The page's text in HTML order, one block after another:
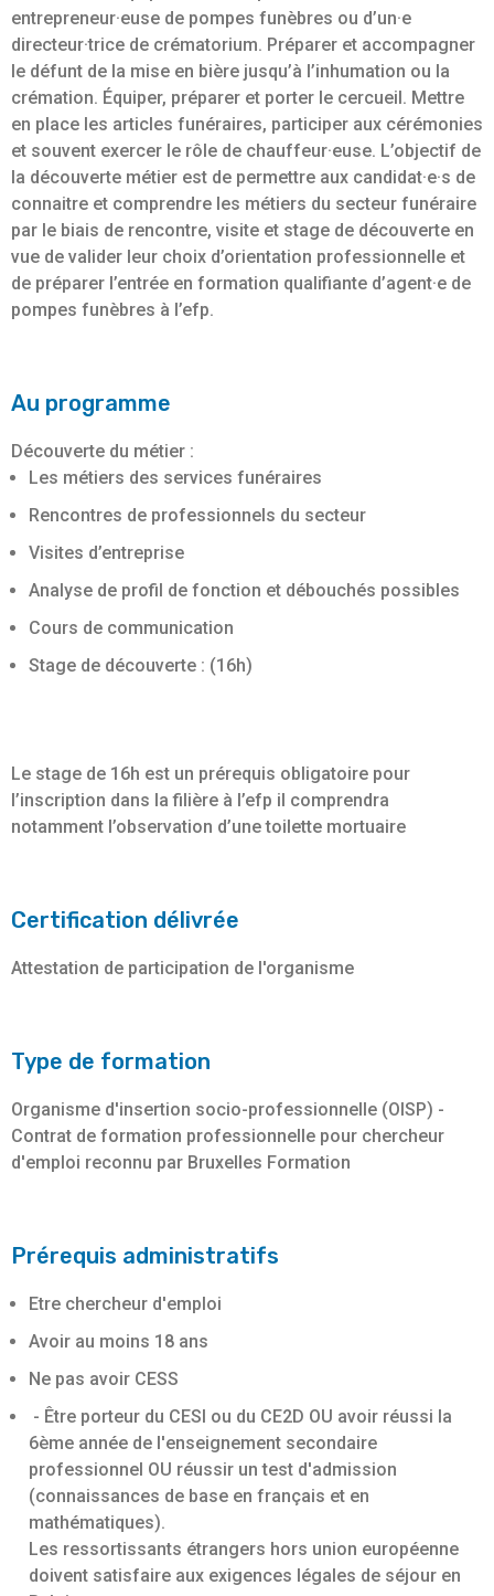
entrepreneur·euse de pompes funèbres ou d’un·e
directeur·trice de crématorium. Préparer et accompagner
le défunt de la mise en bière jusqu’à l’inhumation ou la
crémation. Équiper, préparer et porter le cercueil. Mettre
en place les articles funéraires, participer aux cérémonies
et souvent exercer le rôle de chauffeur·euse. L’objectif de
la découverte métier est de permettre aux candidat·e·s de
connaitre et comprendre les métiers du secteur funéraire
par le biais de rencontre, visite et stage de découverte en
vue de valider leur choix d’orientation professionnelle et
de préparer l’entrée en formation qualifiante d’agent·e de
pompes funèbres à l’efp.
Au programme
Découverte du métier :
Les métiers des services funéraires
Rencontres de professionnels du secteur
Visites d’entreprise
Analyse de profil de fonction et débouchés possibles
Cours de communication
Stage de découverte : (16h)
Le stage de 16h est un prérequis obligatoire pour
l’inscription dans la filière à l’efp il comprendra
notamment l’observation d’une toilette mortuaire
Certification délivrée
Attestation de participation de l'organisme
Type de formation
Organisme d'insertion socio-professionnelle (OISP) -
Contrat de formation professionnelle pour chercheur
d'emploi reconnu par Bruxelles Formation
Prérequis administratifs
Etre chercheur d'emploi
Avoir au moins 18 ans
Ne pas avoir CESS
- Être porteur du CESI ou du CE2D OU avoir réussi la
6ème année de l'enseignement secondaire
professionnel OU réussir un test d'admission
(connaissances de base en français et en
mathématiques).
Les ressortissants étrangers hors union européenne
doivent satisfaire aux exigences légales de séjour en